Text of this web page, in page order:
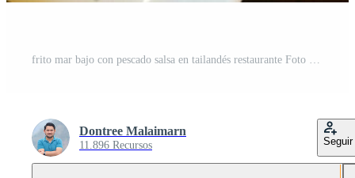
Dontree Malaimarn
11.896 Recursos Seguir